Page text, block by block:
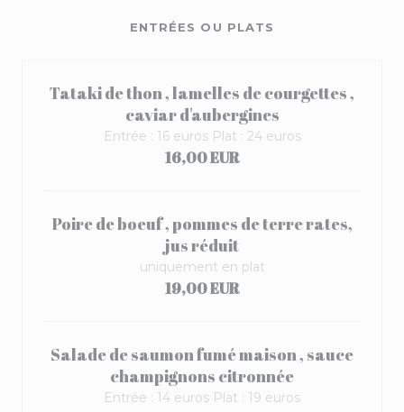
ENTRÉES OU PLATS
Tataki de thon , lamelles de courgettes ,
caviar d'aubergines
Entrée : 16 euros Plat : 24 euros
16,00 EUR
Poire de boeuf , pommes de terre rates,
jus réduit
uniquement en plat
19,00 EUR
Salade de saumon fumé maison , sauce
champignons citronnée
Entrée : 14 euros Plat : 19 euros